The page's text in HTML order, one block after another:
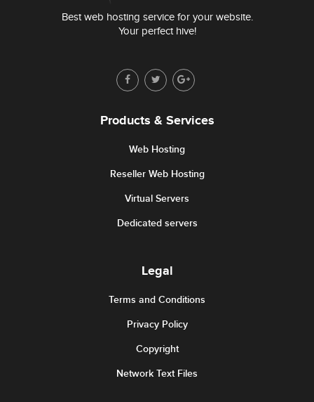
Best web hosting service for your website.
Your perfect hive!
Products & Services
Web Hosting
Reseller Web Hosting
Virtual Servers
Dedicated servers
Legal
Terms and Conditions
Privacy Policy
Copyright
Network Text Files